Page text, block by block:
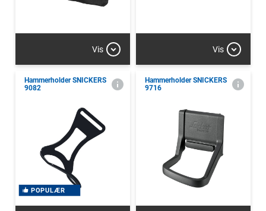
Vis Vis
Hammerholder SNICKERS
9082
POPULÆR
Hammerholder SNICKERS
9716